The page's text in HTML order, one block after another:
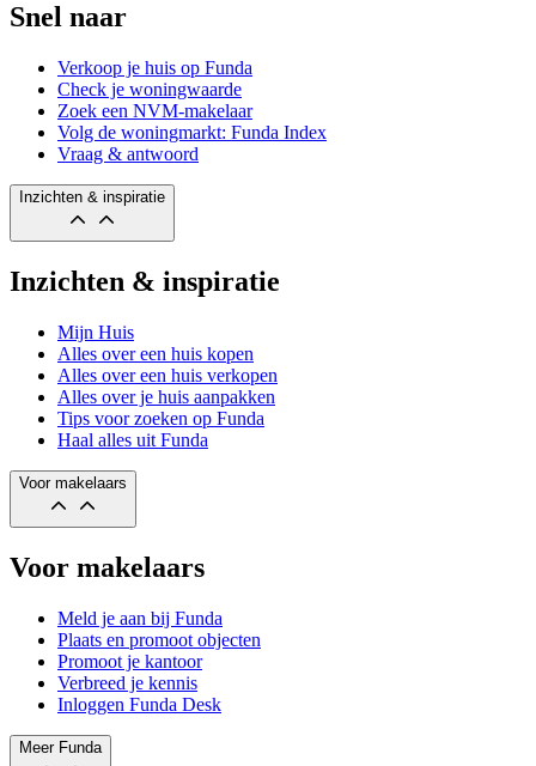
Snel naar
Verkoop je huis op Funda
Check je woningwaarde
Zoek een NVM-makelaar
Volg de woningmarkt: Funda Index
Vraag & antwoord
Inzichten & inspiratie
Inzichten & inspiratie
Mijn Huis
Alles over een huis kopen
Alles over een huis verkopen
Alles over je huis aanpakken
Tips voor zoeken op Funda
Haal alles uit Funda
Voor makelaars
Voor makelaars
Meld je aan bij Funda
Plaats en promoot objecten
Promoot je kantoor
Verbreed je kennis
Inloggen Funda Desk
Meer Funda